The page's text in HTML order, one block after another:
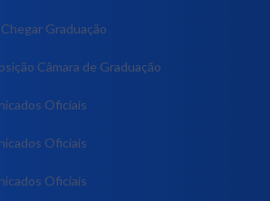
Graduação
Câmara de Graduação
Oficiais
Oficiais
Oficiais